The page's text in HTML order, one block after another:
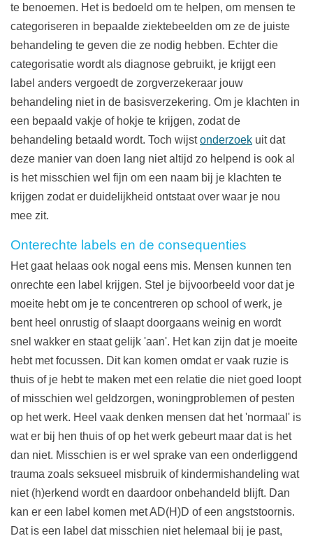
te benoemen. Het is bedoeld om te helpen, om mensen te
categoriseren in bepaalde ziektebeelden om ze de juiste
behandeling te geven die ze nodig hebben. Echter die
categorisatie wordt als diagnose gebruikt, je krijgt een
label anders vergoedt de zorgverzekeraar jouw
behandeling niet in de basisverzekering. Om je klachten in
een bepaald vakje of hokje te krijgen, zodat de
behandeling betaald wordt. Toch wijstonderzoek uit dat
deze manier van doen lang niet altijd zo helpend is ook al
is het misschien wel fijn om een naam bij je klachten te
krijgen zodat er duidelijkheid ontstaat over waar je nou
mee zit.
Onterechte labels en de consequenties
Het gaat helaas ook nogal eens mis. Mensen kunnen ten
onrechte een label krijgen. Stel je bijvoorbeeld voor dat je
moeite hebt om je te concentreren op school of werk, je
bent heel onrustig of slaapt doorgaans weinig en wordt
snel wakker en staat gelijk 'aan'. Het kan zijn dat je moeite
hebt met focussen. Dit kan komen omdat er vaak ruzie is
thuis of je hebt te maken met een relatie die niet goed loopt
of misschien wel geldzorgen, woningproblemen of pesten
op het werk. Heel vaak denken mensen dat het 'normaal' is
wat er bij hen thuis of op het werk gebeurt maar dat is het
dan niet. Misschien is er wel sprake van een onderliggend
trauma zoals seksueel misbruik of kindermishandeling wat
niet (h)erkend wordt en daardoor onbehandeld blijft. Dan
kan er een label komen met AD(H)D of een angststoornis.
Dat is een label dat misschien niet helemaal bij je past,